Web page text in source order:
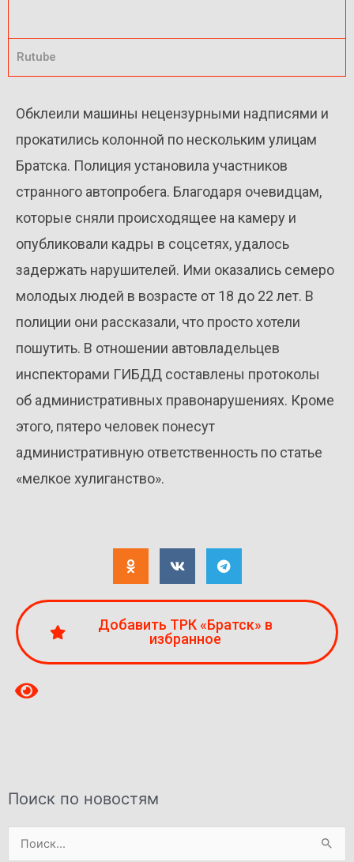
Rutube
Обклеили машины нецензурными надписями и
прокатились колонной по нескольким улицам
Братска. Полиция установила участников
странного автопробега. Благодаря очевидцам,
которые сняли происходящее на камеру и
опубликовали кадры в соцсетях, удалось
задержать нарушителей. Ими оказались семеро
молодых людей в возрасте от 18 до 22 лет. В
полиции они рассказали, что просто хотели
пошутить. В отношении автовладельцев
инспекторами ГИБДД составлены протоколы
об административных правонарушениях. Кроме
этого, пятеро человек понесут
административную ответственность по статье
«мелкое хулиганство».
Добавить ТРК «Братск» в
избранное
Поиск по новостям
Поиск: